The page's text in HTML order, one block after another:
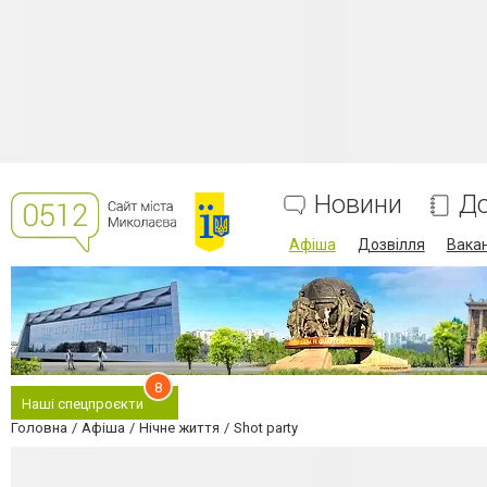
Новини
Афіша Дозвілля
Наші спецпроєкти
8
Головна Афіша Нічне життя Shot party